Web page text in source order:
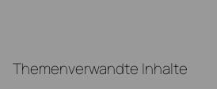
Themenverwandte Inhalte